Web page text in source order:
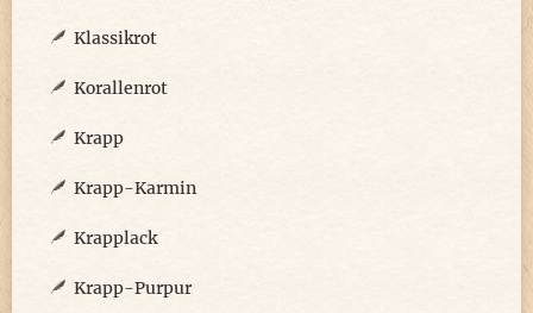
Klassikrot
Korallenrot
Krapp
Krapp-Karmin
Krapplack
Krapp-Purpur